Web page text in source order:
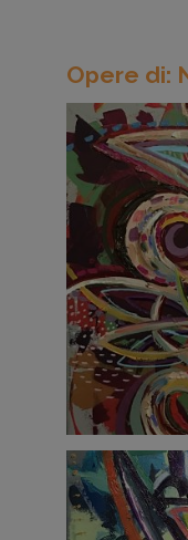
Opere di: